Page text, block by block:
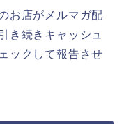
お店がメルマガ配
き続きキャッシュ
ックして報告させ